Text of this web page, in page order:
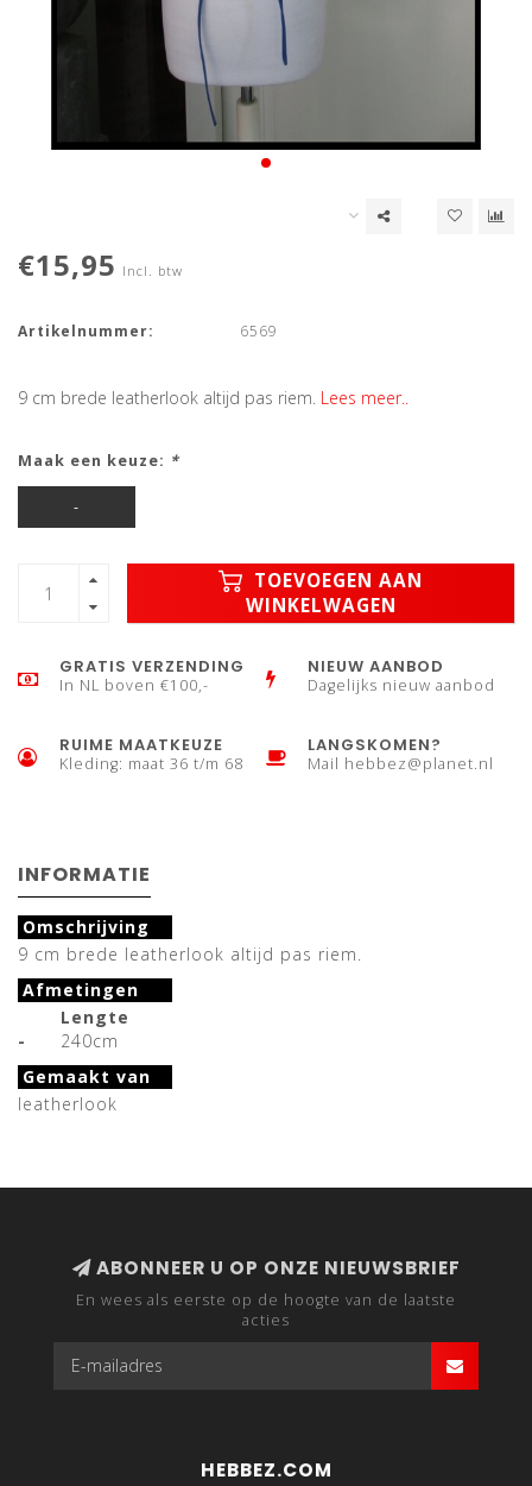
€15,95 Incl. btw
Artikelnummer: 6569
9 cm brede leatherlook altijd pas riem. Lees meer..
Maak een keuze: *
-
TOEVOEGEN AAN
WINKELWAGEN
GRATIS VERZENDING
In NL boven €100,-
NIEUW AANBOD
Dagelijks nieuw aanbod
RUIME MAATKEUZE
Kleding: maat 36 t/m 68
LANGSKOMEN?
Mail hebbez@planet.nl
INFORMATIE
Omschrijving
9 cm brede leatherlook altijd pas riem.
Afmetingen
Lengte
-
240cm
Gemaakt van
leatherlook
ABONNEER U OP ONZE NIEUWSBRIEF
En wees als eerste op de hoogte van de laatste
acties
HEBBEZ.COM